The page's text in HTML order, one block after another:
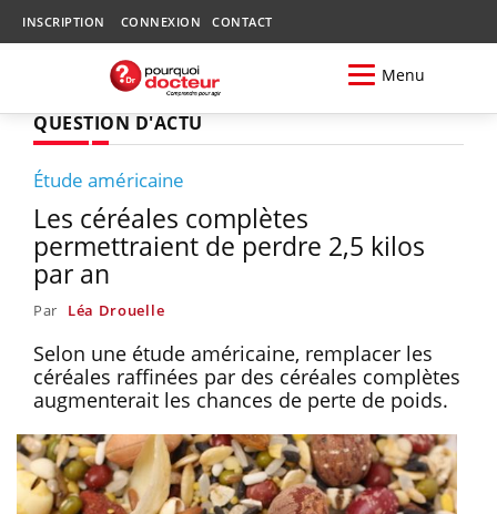
INSCRIPTION CONNEXION CONTACT
Menu
QUESTION D'ACTU
Étude américaine
Les céréales complètes
permettraient de perdre 2,5 kilos
par an
Par Léa Drouelle
Selon une étude américaine, remplacer les
céréales raffinées par des céréales complètes
augmenterait les chances de perte de poids.